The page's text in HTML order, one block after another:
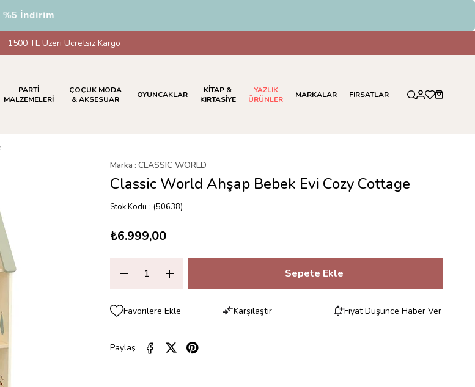
İndirim
1500 TL Üzeri Ücretsiz Kargo
PARTİ
MALZEMELERİ
ÇOÇUK MODA
& AKSESUAR
OYUNCAKLAR
KİTAP &
KIRTASİYE
YAZLIK
ÜRÜNLER
MARKALAR FIRSATLAR
Marka : CLASSIC WORLD
Classic World Ahşap Bebek Evi Cozy Cottage
Stok Kodu (50638)
₺6.999,00
Favorilere Ekle Karşılaştır Fiyat Düşünce Haber Ver
Paylaş